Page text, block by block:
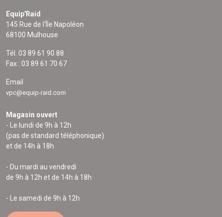
Equip'Raid
145 Rue de l'Île Napoléon
68100 Mulhouse
Tél. 03 89 61 90 88
Fax : 03 89 61 70 67
Email
vpc@equip-raid.com
Magasin ouvert
- Le lundi de 9h à 12h
(pas de standard téléphonique)
et de 14h à 18h
- Du mardi au vendredi
de 9h à 12h et de 14h à 18h
- Le samedi de 9h à 12h